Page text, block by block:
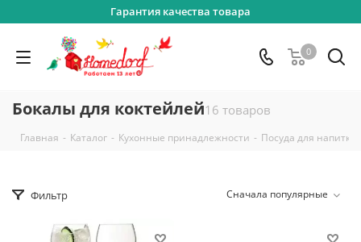
Гарантия качества товара
0
Бокалы для коктейлей16 товаров
Главная - Каталог - Кухонные принадлежности - Посуда для напитков
Фильтр Сначала популярные